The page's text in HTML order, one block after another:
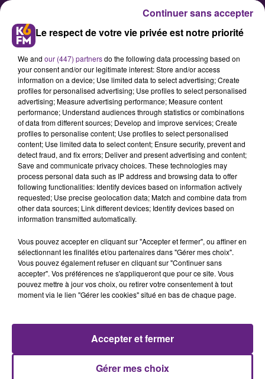
Dijon va fêter la gastronomie ce
week-end
Du 25 au 27 septembre prochain, la
ville de Dijon va organiser la
cinquième édition de la Fête de la
Publié : 24 septembre 2015 à 1h00 par arnaud
Le respect de votre vie privée est notre priorité
We and our (447) partnersdo the following data processing based on
your consent and/or our legitimate interest: Store and/or access
information on a device; Use limited data to select advertising; Create
profiles for personalised advertising; Use profiles to select personalised
advertising; Measure advertising performance; Measure content
performance; Understand audiences through statistics or combinations
of data from different sources; Develop and improve services; Create
profiles to personalise content; Use profiles to select personalised
content; Use limited data to select content; Ensure security, prevent and
detect fraud, and fix errors; Deliver and present advertising and content;
Save and communicate privacy choices. These technologies may
process personal data such as IP address and browsing data to offer
following functionalities: Identify devices based on information actively
requested; Use precise geolocation data; Match and combine data from
other data sources; Link different devices; Identify devices based on
information transmitted automatically.
Vous pouvez accepter en cliquant sur "Accepter et fermer", ou affiner en
sélectionnant les finalités et/ou partenaires dans "Gérer mes choix".
Vous pouvez également refuser en cliquant sur "Continuer sans
accepter". Vos préférences ne s'appliqueront que pour ce site. Vous
pouvez mettre à jour vos choix, ou retirer votre consentement à tout
moment via le lien "Gérer les cookies" situé en bas de chaque page.
Gérer mes choix
Accepter et fermer
Continuer sans accepter